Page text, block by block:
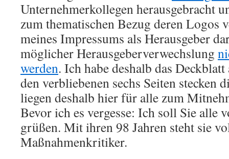
Unternehmerkollegen herausgebracht
zum thematischen Bezug deren Logos
meines Impressums als Herausgeber
möglicher Herausgeberverwechslung
werden. Ich habe deshalb das
den verbliebenen sechs Seiten stecken
liegen deshalb hier für alle zum
Bevor ich es vergesse: Ich soll Sie alle
grüßen. Mit ihren 98 Jahren steht sie
Maßnahmenkritiker.